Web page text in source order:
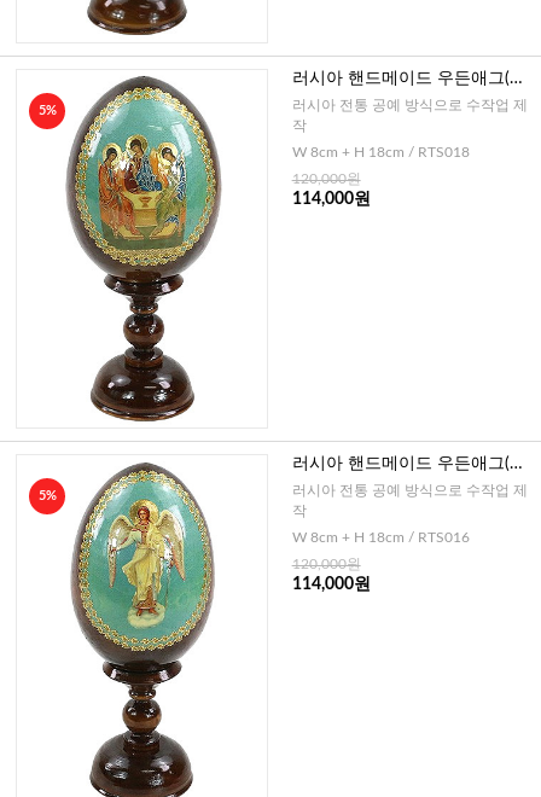
5%
러시아 핸드메이드 우든애그(삼
위일체)-중
러시아 전통 공예 방식으로 수작업 제
작
W 8cm + H 18cm / RTS018
120,000원
114,000원
5%
러시아 핸드메이드 우든애그(수
호천사)-중
러시아 전통 공예 방식으로 수작업 제
작
W 8cm + H 18cm / RTS016
120,000원
114,000원